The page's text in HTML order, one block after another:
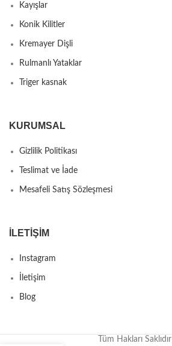
Kayışlar
Konik Kilitler
Kremayer Dişli
Rulmanlı Yataklar
Triger kasnak
KURUMSAL
Gizlilik Politikası
Teslimat ve İade
Mesafeli Satış Sözleşmesi
İLETIŞIM
Instagram
İletişim
Blog
Tüm Hakları Saklıdır